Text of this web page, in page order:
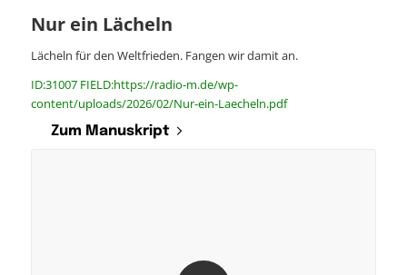
Nur ein Lächeln
Lächeln für den Weltfrieden. Fangen wir damit an.
ID:31007 FIELD:https://radio-m.de/wp-
content/uploads/2026/02/Nur-ein-Laecheln.pdf
Zum Manuskript